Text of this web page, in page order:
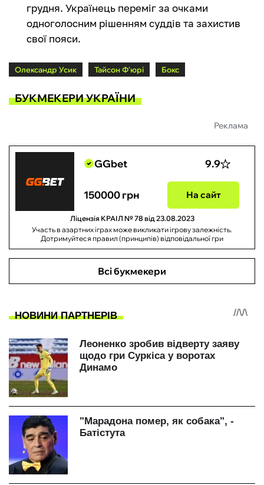
грудня. Українець переміг за очками
одноголосним рішенням суддів та захистив
свої пояси.
Олександр Усик Тайсон Ф'юрі Бокс
БУКМЕКЕРИ УКРАЇНИ
Реклама
GGbet 9.9
150000 грн На сайт
Ліцензія КРАІЛ № 78 від 23.08.2023
Участь в азартних іграх може викликати ігрову залежність.
Дотримуйтеся правил (принципів) відповідальної гри
Всі букмекери